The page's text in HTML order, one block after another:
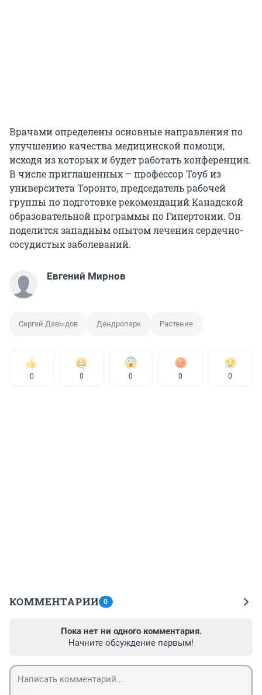
Врачами определены основные направления по
улучшению качества медицинской помощи,
исходя из которых и будет работать конференция.
В числе приглашенных – профессор Тоуб из
университета Торонто, председатель рабочей
группы по подготовке рекомендаций Канадской
образовательной программы по Гипертонии. Он
поделится западным опытом лечения сердечно-
сосудистых заболеваний.
Евгений Мирнов
Сергей Давыдов Дендропарк Растение
0 0 0 0 0
КОММЕНТАРИИ 0
Пока нет ни одного комментария.
Начните обсуждение первым!